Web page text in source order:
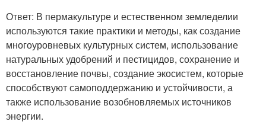
Ответ: В пермакультуре и естественном земледелии
используются такие практики и методы, как создание
многоуровневых культурных систем, использование
натуральных удобрений и пестицидов, сохранение и
восстановление почвы, создание экосистем, которые
способствуют самоподдержанию и устойчивости, а
также использование возобновляемых источников
энергии.